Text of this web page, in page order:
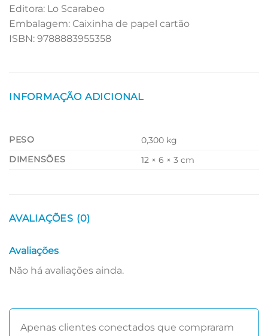
Editora: Lo Scarabeo
Embalagem: Caixinha de papel cartão
ISBN: 9788883955358
INFORMAÇÃO ADICIONAL
PESO
0,300 kg
DIMENSÕES
12 × 6 × 3 cm
AVALIAÇÕES (0)
Avaliações
Não há avaliações ainda.
Apenas clientes conectados que compraram